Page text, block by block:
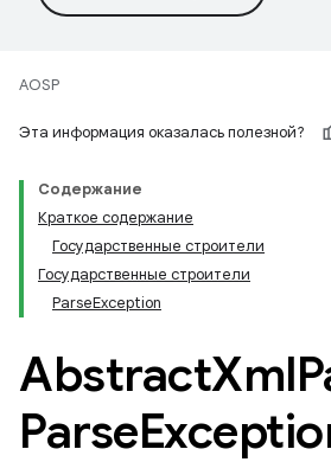
AOSP
Эта информация оказалась полезной?
Содержание
Краткое содержание
Государственные строители
Государственные строители
ParseException
AbstractXml
Parse